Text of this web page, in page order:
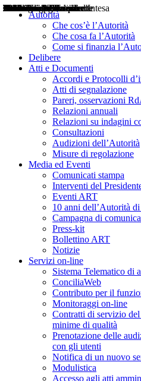
Autorità
Che cos’è l’Autorità
Che cosa fa l’Autorità
Come si finanzia
Delibere
Atti e Documenti
Accordi e Protocolli
Atti di segnalazione
Pareri, osservazioni
Relazioni annuali
Relazioni su indagini
Consultazioni
Audizioni dell’Autorità
Misure di regolazione
Media ed Eventi
Comunicati stampa
Interventi del
Eventi ART
10 anni dell’Autorità
Campagna di
Press-kit
Bollettino ART
Notizie
Servizi on-line
Sistema Telematico di
ConciliaWeb
Contributo per il
Monitoraggi on-line
Contratti di servizio
minime di qualità
Prenotazione delle
con gli utenti
Notifica di un nuovo
Modulistica
Accesso agli atti
Delibere
Pareri
Consultazioni
Audizioni
Atti di Segnalazione
Accordi e Protocolli d'Intesa
Relazioni annuali
Misure di regolazione
Notizie
Comunicati Stampa
Bollettini ART
Convegni ART
Interviste del Presidente
Articoli in primo piano
Interventi del Presidente
2004
2005
2010
2013
2014
2015
2016
2017
2018
2019
202
2020
2021
2022
2023
2024
2025
2026
Aereo
Marittimo
Terrestre